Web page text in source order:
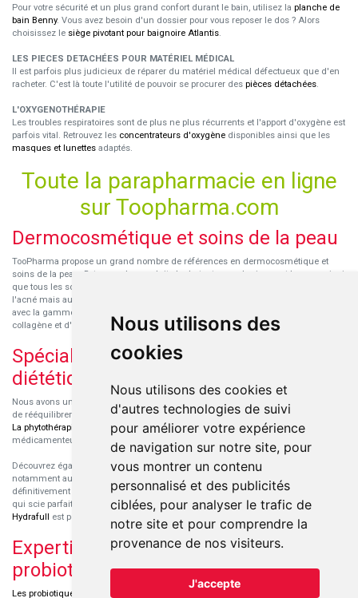
Nous utilisons des
cookies
Nous utilisons des cookies et
d'autres technologies de suivi
pour améliorer votre expérience
de navigation sur notre site, pour
vous montrer un contenu
personnalisé et des publicités
ciblées, pour analyser le trafic de
notre site et pour comprendre la
provenance de nos visiteurs.
J'accepte
Pour votre sécurité et un plus grand confort durant le bain, utilisez la planche de
bain Benny. Vous avez besoin d'un dossier pour vous reposer le dos ? Alors
choisissez le siège pivotant pour baignoire Atlantis.
LES PIECES DETACHÉES POUR MATÉRIEL MÉDICAL
Il est parfois plus judicieux de réparer du matériel médical défectueux que d'en
racheter. C'est là toute l'utilité de pouvoir se procurer des pièces détachées.
L'OXYGENOTHÉRAPIE
Les troubles respiratoires sont de plus ne plus récurrents et l'apport d'oxygène est
parfois vital. Retrouvez les concentrateurs d'oxygène disponibles ainsi que les
masques et lunettes adaptés.
Toute la parapharmacie en ligne
sur Toopharma.com
Dermocosmétique et soins de la peau
TooPharma propose un grand nombre de références en dermocosmétique et
soins de la peau. Retrouvez les produits hydratants pour le visage et le corps ainsi
que tous les soins pour peaux sensibles ou à tendance atopique, les soins pour
l'acné mais aussi des démaquillants. Découvrez nos nouvelles références SVR
avec la gamme anti-âge pour les peaux encore jeunes
collagène et d'acide hyaluronique.
Spécialisation en micronutrition et
diététique
Nous avons un engouement particulier pour la micronutrition qui permet souvent
de rééquilibrer des carences ou d'améliorer des troubles métaboliques mineurs.
La phytothérapie
l'aromathérapiesont souvent complémentaires de traitements
médicamenteux lorsqu'ils sont bien conseillés.
Découvrez également les protéines et les produits de nutrition sportive,
notamment au sein de la gamme française
Eric Favre
. Cette gamme est
définitivement axée sur le choix qualitatif des ingrédients et sur une formulation
qui scie parfaitement aux besoins de chaque sportif. La gamme hydratation
Hydrafull est pensée pour une hydratation maximale.
Expertise dans le domaine des
probiotiques
Les probiotiques font parti des découvertes médicales majeures dans l'arsenal